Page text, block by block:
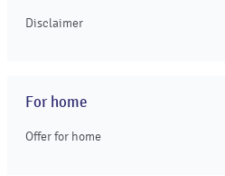
Disclaimer
For home
Offer for home